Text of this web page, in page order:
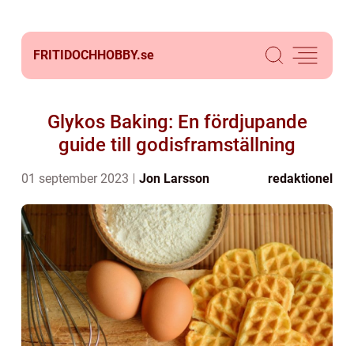
FRITIDOCHHOBBY.se
Glykos Baking: En fördjupande
guide till godisframställning
01 september 2023 Jon Larsson redaktionel